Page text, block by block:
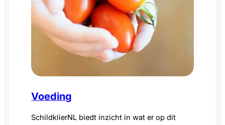
Voeding
SchildklierNL biedt inzicht in wat er op dit